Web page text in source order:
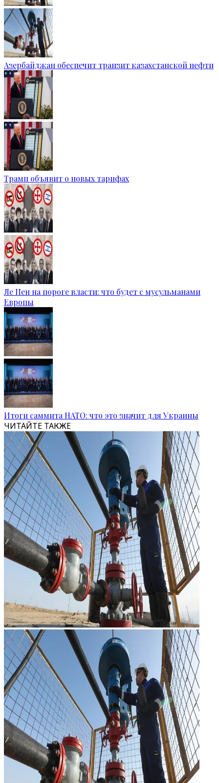
Азербайджан обеспечит транзит казахстанской нефти
Трамп объявит о новых тарифах
Ле Пен на пороге власти: что будет с мусульманами
Европы
Итоги саммита НАТО: что это значит для Украины
ЧИТАЙТЕ ТАКЖЕ